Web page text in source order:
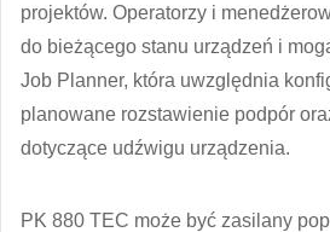
projektów. Operatorzy i
do bieżącego stanu urządzeń i
Job Planner, która uwzględnia
planowane rozstawienie podpór
dotyczące udźwigu urządzenia.
PK 880 TEC może być zasilany